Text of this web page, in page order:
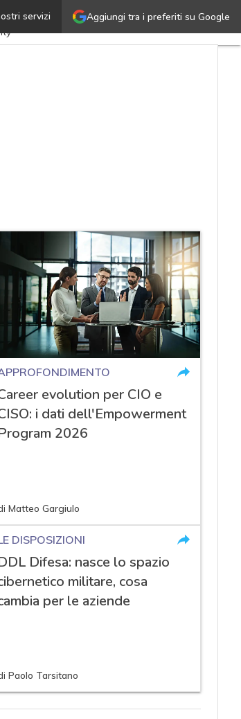
Aggiungi tra i preferiti su Google
servizi
e
evolution per CIO e
i dati dell'Empowerment
2026
Matteo Gargiulo
DISPOSIZIONI
Difesa: nasce lo spazio
militare, cosa
per le aziende
Paolo Tarsitano